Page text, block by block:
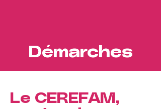
Démarches
Le CEREFAM,